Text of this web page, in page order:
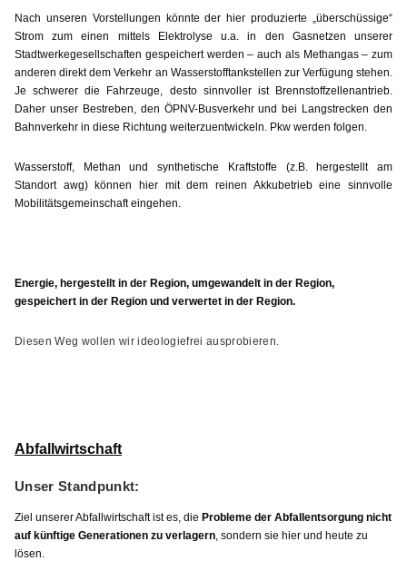
Nach unseren Vorstellungen könnte der hier produzierte „überschüssige“
Strom zum einen mittels Elektrolyse u.a. in den Gasnetzen unserer
Stadtwerkegesellschaften gespeichert werden – auch als Methangas – zum
anderen direkt dem Verkehr an Wasserstofftankstellen zur Verfügung stehen.
Je schwerer die Fahrzeuge, desto sinnvoller ist Brennstoffzellenantrieb.
Daher unser Bestreben, den ÖPNV-Busverkehr und bei Langstrecken den
Bahnverkehr in diese Richtung weiterzuentwickeln. Pkw werden folgen.
Wasserstoff, Methan und synthetische Kraftstoffe (z.B. hergestellt am
Standort awg) können hier mit dem reinen Akkubetrieb eine sinnvolle
Mobilitätsgemeinschaft eingehen.
Energie, hergestellt in der Region, umgewandelt in der Region,
gespeichert in der Region und verwertet in der Region.
Diesen Weg wollen wir ideologiefrei ausprobieren.
Abfallwirtschaft
Unser Standpunkt:
Ziel unserer Abfallwirtschaft ist es, die Probleme der Abfallentsorgung nicht
auf künftige Generationen zu verlagern , sondern sie hier und heute zu
lösen.